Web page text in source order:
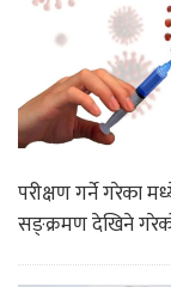
परीक्षण गर्ने गरेका
सङ्क्रमण देखिने